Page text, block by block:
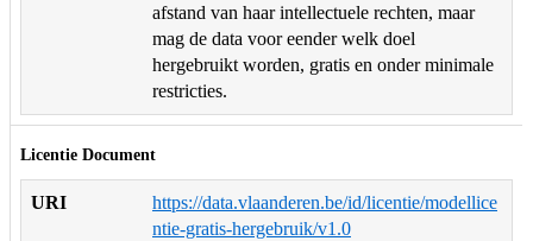
afstand van haar intellectuele rechten, maar
mag de data voor eender welk doel
hergebruikt worden, gratis en onder minimale
restricties.
Licentie Document
URI
https://data.vlaanderen.be/id/licentie/modellice
ntie-gratis-hergebruik/v1.0